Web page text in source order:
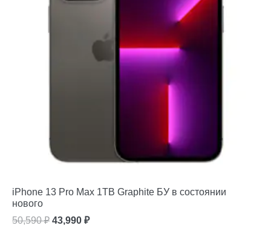
iPhone 13 Pro Max 1TB Graphite БУ в состоянии
нового
50,590₽ Первоначальная
43,990 ₽Текущая